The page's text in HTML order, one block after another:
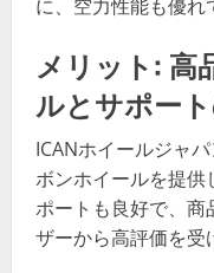
に、空力性能も優れ
メリット: 高
ルとサポー
ICANホイールジャ
ボンホイールを提供
ポートも良好で、商
ザーから高評価を受